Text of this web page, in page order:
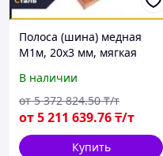
Полоса (шина) медная
М1м, 20х3 мм, мягкая
В наличии
от5 211 639.76₸/т
от 5 372 824.50 ₸/т
Купить